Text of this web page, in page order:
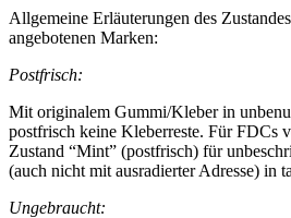
Allgemeine Erläuterungen des
angebotenen Marken:
Postfrisch:
Mit originalem Gummi/Kleber in
postfrisch keine Kleberreste. Für FDCs
Zustand “Mint” (postfrisch) für
(auch nicht mit ausradierter Adresse) in
Ungebraucht: